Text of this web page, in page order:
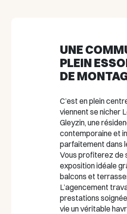
UNE
PLEIN
DE
C’est en plein
viennent se nicher
Gleyzin, une
contemporaine et
parfaitement dans
Vous profiterez de
exposition idéale
balcons et
L’agencement
prestations
vie un véritable